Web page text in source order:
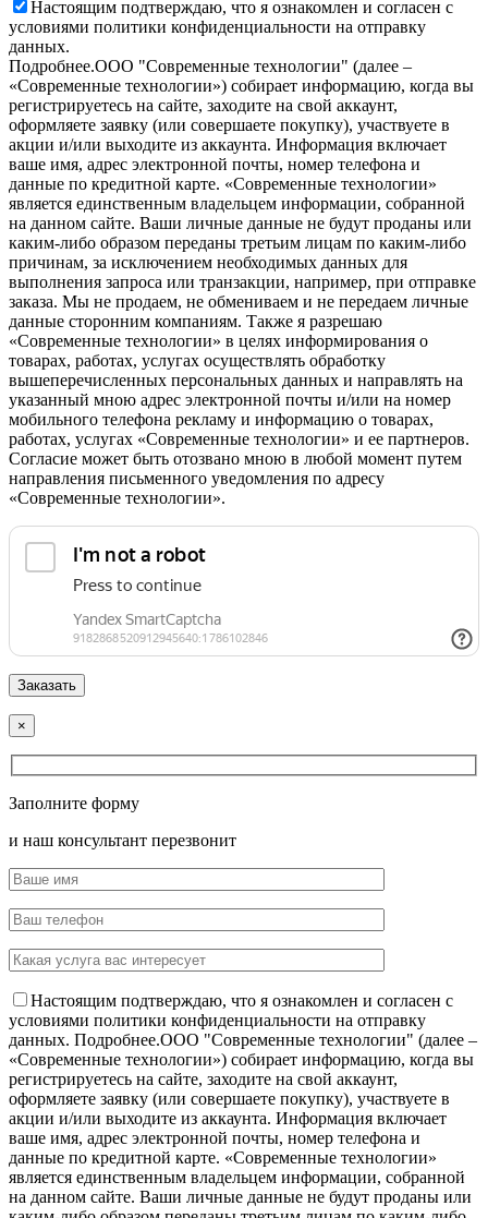
Настоящим подтверждаю, что я ознакомлен и согласен с
условиями политики конфиденциальности на отправку
данных.
Подробнее.OOO "Современные технологии" (далее –
«Современные технологии») собирает информацию, когда вы
регистрируетесь на сайте, заходите на свой аккаунт,
оформляете заявку (или совершаете покупку), участвуете в
акции и/или выходите из аккаунта. Информация включает
ваше имя, адрес электронной почты, номер телефона и
данные по кредитной карте. «Современные технологии»
является единственным владельцем информации, собранной
на данном сайте. Ваши личные данные не будут проданы или
каким-либо образом переданы третьим лицам по каким-либо
причинам, за исключением необходимых данных для
выполнения запроса или транзакции, например, при отправке
заказа. Мы не продаем, не обмениваем и не передаем личные
данные сторонним компаниям. Также я разрешаю
«Современные технологии» в целях информирования о
товарах, работах, услугах осуществлять обработку
вышеперечисленных персональных данных и направлять на
указанный мною адрес электронной почты и/или на номер
мобильного телефона рекламу и информацию о товарах,
работах, услугах «Современные технологии» и ее партнеров.
Согласие может быть отозвано мною в любой момент путем
направления письменного уведомления по адресу
«Современные технологии».
×
Заполните форму
и наш консультант перезвонит
Настоящим подтверждаю, что я ознакомлен и согласен с
условиями политики конфиденциальности на отправку
данных. Подробнее.OOO "Современные технологии" (далее –
«Современные технологии») собирает информацию, когда вы
регистрируетесь на сайте, заходите на свой аккаунт,
оформляете заявку (или совершаете покупку), участвуете в
акции и/или выходите из аккаунта. Информация включает
ваше имя, адрес электронной почты, номер телефона и
данные по кредитной карте. «Современные технологии»
является единственным владельцем информации, собранной
на данном сайте. Ваши личные данные не будут проданы или